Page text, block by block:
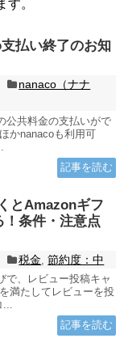
。
払い終了のお知
nanaco（ナナ
公共料金の支払いがで
かnanacoも利用可
記事を読む
とAmazonギフ
！条件・注意点
税金,節約度：中
で、レビュー投稿キャ
満たしてレビューを投
...
記事を読む